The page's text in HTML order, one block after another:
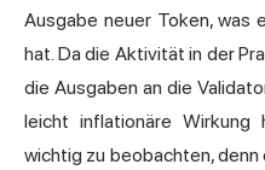
Ausgabe neuer Token, was
hat. Da die Aktivität in der
die Ausgaben an die
leicht inflationäre Wirkung
wichtig zu beobachten,